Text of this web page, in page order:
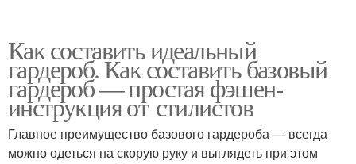
Как составить идеальный
гардероб. Как составить базовый
гардероб — простая фэшен-
инструкция от стилистов
Главное преимущество базового гардероба — всегда
можно одеться на скорую руку и выглядеть при этом